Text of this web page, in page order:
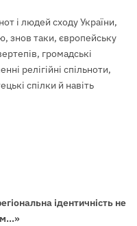
і людей сходу України,
знов таки, європейську
громадські
релігійні спільноти,
спілки й навіть
ідентичність не